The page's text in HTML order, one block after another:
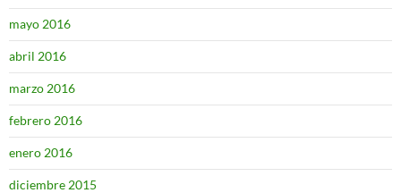
mayo 2016
abril 2016
marzo 2016
febrero 2016
enero 2016
diciembre 2015